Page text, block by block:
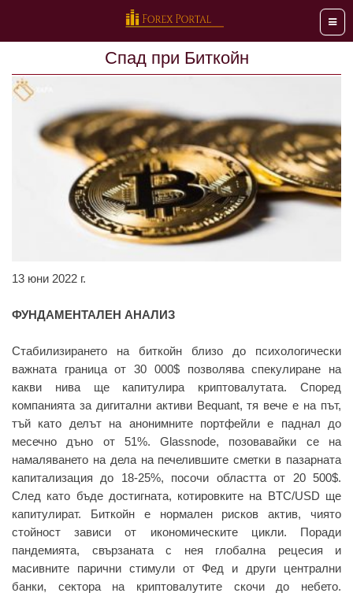
Меню
Спад при Биткойн
13 юни 2022 г.
ФУНДАМЕНТАЛЕН АНАЛИЗ
Стабилизирането на биткойн близо до психологически
важната граница от 30 000$ позволява спекулиране на
какви нива ще капитулира криптовалутата. Според
компанията за дигитални активи Bequant, тя вече е на път,
тъй като делът на анонимните портфейли е паднал до
месечно дъно от 51%. Glassnode, позовавайки се на
намаляването на дела на печелившите сметки в пазарната
капитализация до 18-25%, посочи областта от 20 500$.
След като бъде достигната, котировките на BTC/USD ще
капитулират. Биткойн е нормален рисков актив, чиято
стойност зависи от икономическите цикли. Поради
пандемията, свързаната с нея глобална рецесия и
масивните парични стимули от Фед и други централни
банки, сектора на криптовалутите скочи до небето.